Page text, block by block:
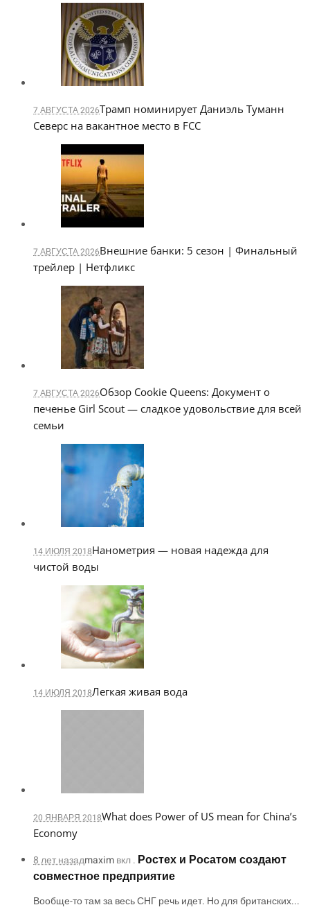
7 АВГУСТА 2026Трамп номинирует Даниэль Туманн
Северс на вакантное место в FCC
7 АВГУСТА 2026Внешние банки: 5 сезон | Финальный
трейлер | Нетфликс
7 АВГУСТА 2026Обзор Cookie Queens: Документ о
печенье Girl Scout — сладкое удовольствие для всей
семьи
14 ИЮЛЯ 2018Нанометрия — новая надежда для
чистой воды
14 ИЮЛЯ 2018Легкая живая вода
20 ЯНВАРЯ 2018What does Power of US mean for China’s
Economy
8 лет назадmaximвкл . Ростех и Росатом создают
совместное предприятие
Вообще-то там за весь СНГ речь идет. Но для британских...